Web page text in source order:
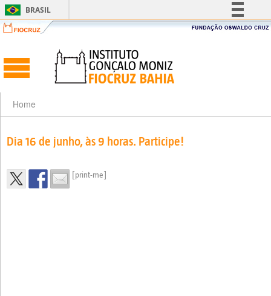
BRASIL
Simplifique!
Acesso à informação
Canais
Home
Dia 16 de junho, às 9 horas. Participe!
[print-me]